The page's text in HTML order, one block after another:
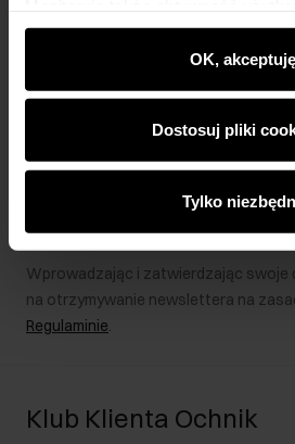
wyświetlać im dopasowane do ich
rekomendacje oraz komunikaty
najnowszych promocjach w e-
partnerom społecznościowym,
analitycznym. Partnerzy mogą
podczas korzystania z ich usług.
OK, akceptuję
Dostosuj pliki
Tylko
Zapisz się
Wprowadzając i zatwierdzając swoje
na otrzymywanie newslettera na
Regulaminie.
Klub Klienta Ochnik